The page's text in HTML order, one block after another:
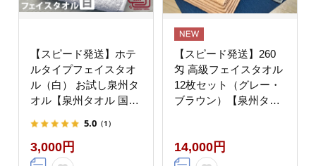
【スピード発送】ホテ
ルタイプフェイスタオ
ル（白） お試し泉州タ
オル【泉州タオル 国産
ンプル 日用品 家族 フ
ァミリー】 G5099
5.0 （1）
3,000円
【スピード発送】260
匁 高級フェイスタオル
12枚セット（グレー・
ブラウン）【泉州タオ
家族 ファミリー 260
匁】 G4540
14,000円